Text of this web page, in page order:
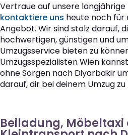
Vertraue auf unsere langjährige
kontaktiere uns heute noch für
Angebot. Wir sind stolz darauf,
hochwertigen, günstigen und
Umzugsservice bieten zu
Umzugsspezialisten Wien
ohne Sorgen nach Diyarbakir
darauf, dir bei deinem Umzug
Beiladung, Möbeltaxi